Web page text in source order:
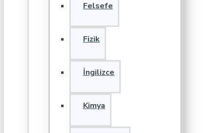
Felsefe
Fizik
İngilizce
Kimya